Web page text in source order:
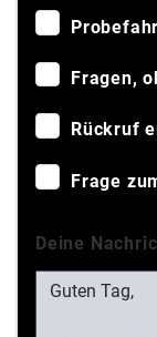
Fragen,
Rückruf
Frage
Deine